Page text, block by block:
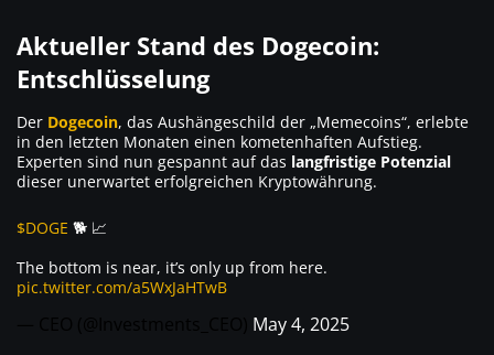
Aktueller Stand des Dogecoin:
Entschlüsselung
Der Dogecoin, das Aushängeschild der „Memecoins“, erlebte
in den letzten Monaten einen kometenhaften Aufstieg.
Experten sind nun gespannt auf das langfristige Potenzial
dieser unerwartet erfolgreichen Kryptowährung.
$DOGE 🐕 📈
The bottom is near, it’s only up from here.
pic.twitter.com/a5WxJaHTwB
May 4, 2025